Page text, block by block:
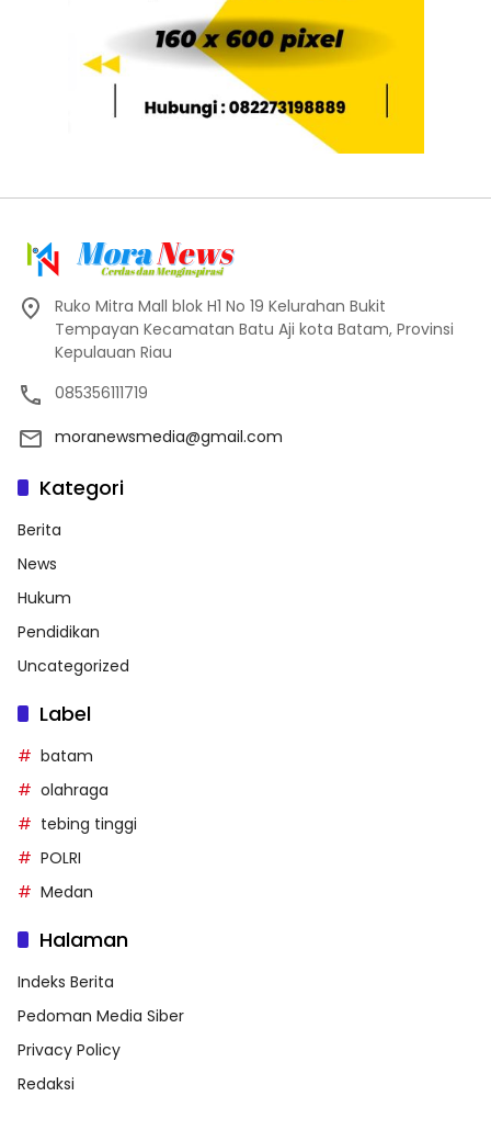
Ruko Mitra Mall blok H1 No 19 Kelurahan Bukit
Tempayan Kecamatan Batu Aji kota Batam, Provinsi
Kepulauan Riau
085356111719
moranewsmedia@gmail.com
Kategori
Berita
News
Hukum
Pendidikan
Uncategorized
Label
batam
olahraga
tebing tinggi
POLRI
Medan
Halaman
Indeks Berita
Pedoman Media Siber
Privacy Policy
Redaksi